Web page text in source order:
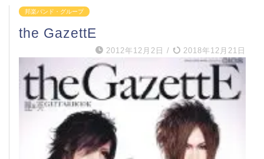
邦楽バンド・グループ
the GazettE
2012年12月2日 / 2018年12月21日